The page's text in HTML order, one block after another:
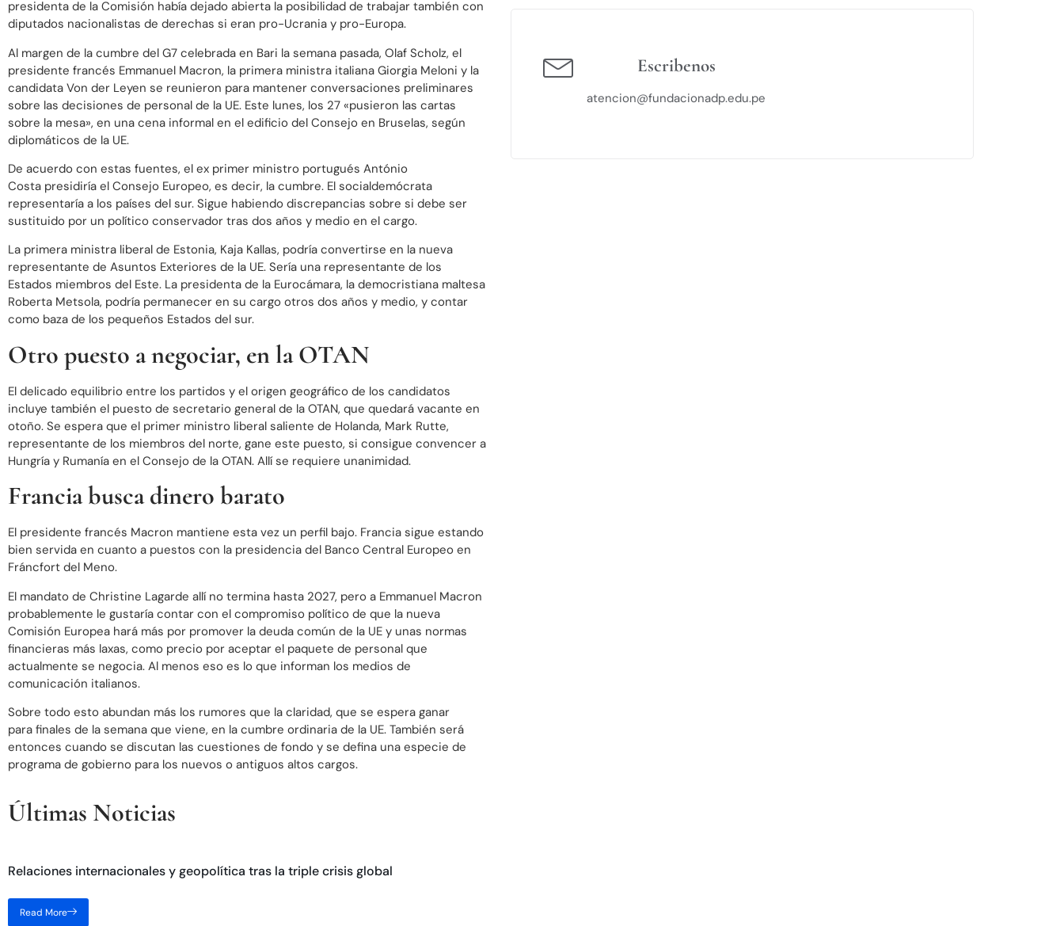
presidenta de la Comisión había dejado abierta la posibilidad de trabajar también con
diputados nacionalistas de derechas si eran pro-Ucrania y pro-Europa.
Al margen de la cumbre del G7 celebrada en Bari la semana pasada, Olaf Scholz, el
presidente francés Emmanuel Macron, la primera ministra italiana Giorgia Meloni y la
candidata Von der Leyen se reunieron para mantener conversaciones preliminares
sobre las decisiones de personal de la UE. Este lunes, los 27 «pusieron las cartas
sobre la mesa», en una cena informal en el edificio del Consejo en Bruselas, según
diplomáticos de la UE.
De acuerdo con estas fuentes, el ex primer ministro portugués António
Costa presidiría el Consejo Europeo, es decir, la cumbre. El socialdemócrata
representaría a los países del sur. Sigue habiendo discrepancias sobre si debe ser
sustituido por un político conservador tras dos años y medio en el cargo.
La primera ministra liberal de Estonia, Kaja Kallas, podría convertirse en la nueva
representante de Asuntos Exteriores de la UE. Sería una representante de los
Estados miembros del Este. La presidenta de la Eurocámara, la democristiana maltesa
Roberta Metsola, podría permanecer en su cargo otros dos años y medio, y contar
como baza de los pequeños Estados del sur.
Otro puesto a negociar, en la OTAN
El delicado equilibrio entre los partidos y el origen geográfico de los candidatos
incluye también el puesto de secretario general de la OTAN, que quedará vacante en
otoño. Se espera que el primer ministro liberal saliente de Holanda, Mark Rutte,
representante de los miembros del norte, gane este puesto, si consigue convencer a
Hungría y Rumanía en el Consejo de la OTAN. Allí se requiere unanimidad.
Francia busca dinero barato
El presidente francés Macron mantiene esta vez un perfil bajo. Francia sigue estando
bien servida en cuanto a puestos con la presidencia del Banco Central Europeo en
Fráncfort del Meno.
El mandato de Christine Lagarde allí no termina hasta 2027, pero a Emmanuel Macron
probablemente le gustaría contar con el compromiso político de que la nueva
Comisión Europea hará más por promover la deuda común de la UE y unas normas
financieras más laxas, como precio por aceptar el paquete de personal que
actualmente se negocia. Al menos eso es lo que informan los medios de
comunicación italianos.
Sobre todo esto abundan más los rumores que la claridad, que se espera ganar
para finales de la semana que viene, en la cumbre ordinaria de la UE. También será
entonces cuando se discutan las cuestiones de fondo y se defina una especie de
programa de gobierno para los nuevos o antiguos altos cargos.
Últimas Noticias
Relaciones internacionales y geopolítica tras la triple crisis global
Read More
Escribenos
atencion@fundacionadp.edu.pe